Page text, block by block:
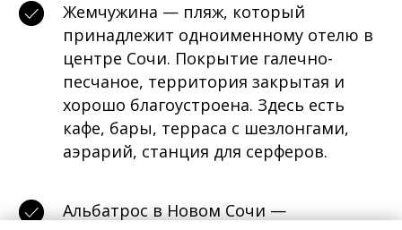
Жемчужина — пляж, который
принадлежит одноименному отелю в
центре Сочи. Покрытие галечно-
песчаное, территория закрытая и
хорошо благоустроена. Здесь есть
кафе, бары, терраса с шезлонгами,
аэрарий, станция для серферов.
Альбатрос в Новом Сочи —